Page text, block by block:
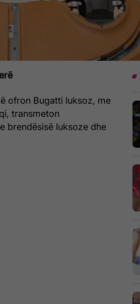
ofron Bugatti luksoz, me
transmeton
brendësisë luksoze dhe